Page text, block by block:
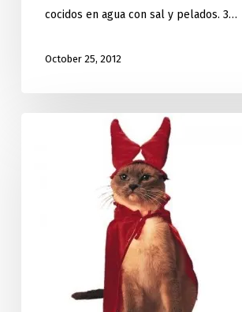
cocidos en agua con sal y pelados. 3…
October 25, 2012